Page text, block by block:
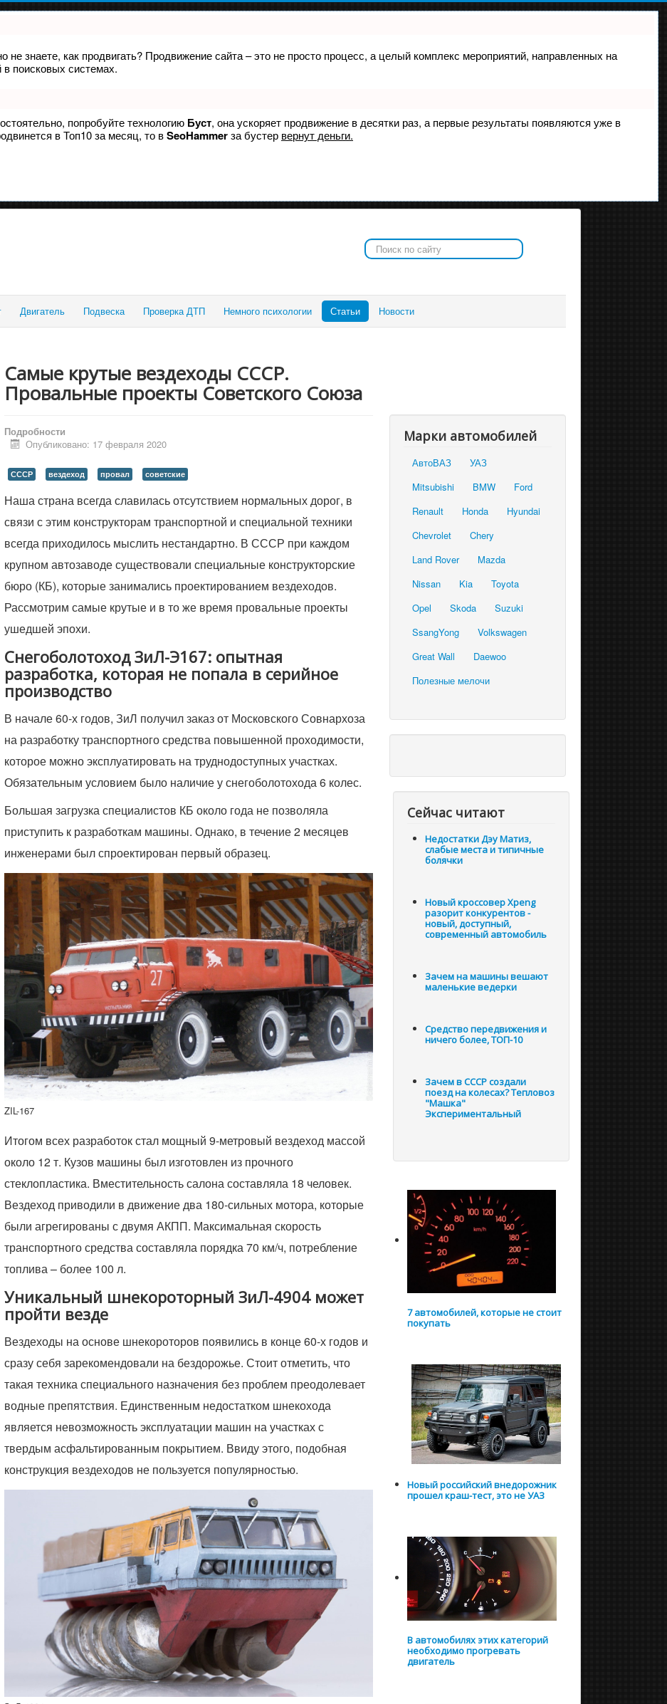
не знаете, как продвигать? Продвижение сайта – это не просто процесс, а целый комплекс мероприятий, направленных на
поисковых системах.
попробуйте технологию Буст, она ускоряет продвижение в десятки раз, а первые результаты появляются уже в
в Топ10 за месяц, то вSeoHammerза бустер вернут деньги.
Искать...
Двигатель Подвеска Проверка ДТП Немного психологии Статьи Новости
Самые крутые вездеходы СССР.
Провальные проекты Советского Союза
Подробности
Опубликовано: 17 февраля 2020
СССР вездеход провал советские
Наша страна всегда славилась отсутствием нормальных дорог, в
связи с этим конструкторам транспортной и специальной техники
всегда приходилось мыслить нестандартно. В СССР при каждом
крупном автозаводе существовали специальные конструкторские
бюро (КБ), которые занимались проектированием вездеходов.
Рассмотрим самые крутые и в то же время провальные проекты
ушедшей эпохи.
Снегоболотоход ЗиЛ-Э167: опытная
разработка, которая не попала в серийное
производство
В начале 60-х годов, ЗиЛ получил заказ от Московского Совнархоза
на разработку транспортного средства повышенной проходимости,
которое можно эксплуатировать на труднодоступных участках.
Обязательным условием было наличие у снегоболотохода 6 колес.
Большая загрузка специалистов КБ около года не позволяла
приступить к разработкам машины. Однако, в течение 2 месяцев
инженерами был спроектирован первый образец.
ZIL-167
Итогом всех разработок стал мощный 9-метровый вездеход массой
около 12 т. Кузов машины был изготовлен из прочного
стеклопластика. Вместительность салона составляла 18 человек.
Вездеход приводили в движение два 180-сильных мотора, которые
были агрегированы с двумя АКПП. Максимальная скорость
транспортного средства составляла порядка 70 км/ч, потребление
топлива – более 100 л.
Уникальный шнекороторный ЗиЛ-4904 может
пройти везде
Вездеходы на основе шнекороторов появились в конце 60-х годов и
сразу себя зарекомендовали на бездорожье. Стоит отметить, что
такая техника специального назначения без проблем преодолевает
водные препятствия. Единственным недостатком шнекохода
является невозможность эксплуатации машин на участках с
твердым асфальтированным покрытием. Ввиду этого, подобная
конструкция вездеходов не пользуется популярностью.
Марки автомобилей
АвтоВАЗ
УАЗ
Mitsubishi
BMW
Ford
Renault
Honda
Hyundai
Chevrolet
Chery
Land Rover
Mazda
Nissan
Kia
Toyota
Opel
Skoda
Suzuki
SsangYong
Volkswagen
Great Wall
Daewoo
Полезные мелочи
Сейчас читают
Недостатки Дэу Матиз,
слабые места и типичные
болячки
Новый кроссовер Xpeng
разорит конкурентов -
новый, доступный,
современный автомобиль
Зачем на машины вешают
маленькие ведерки
Средство передвижения и
ничего более, ТОП-10
Зачем в СССР создали
поезд на колесах? Тепловоз
"Машка"
Экспериментальный
7 автомобилей, которые не стоит
покупать
Новый российский внедорожник
прошел краш-тест, это не УАЗ
В автомобилях этих категорий
необходимо прогревать
двигатель